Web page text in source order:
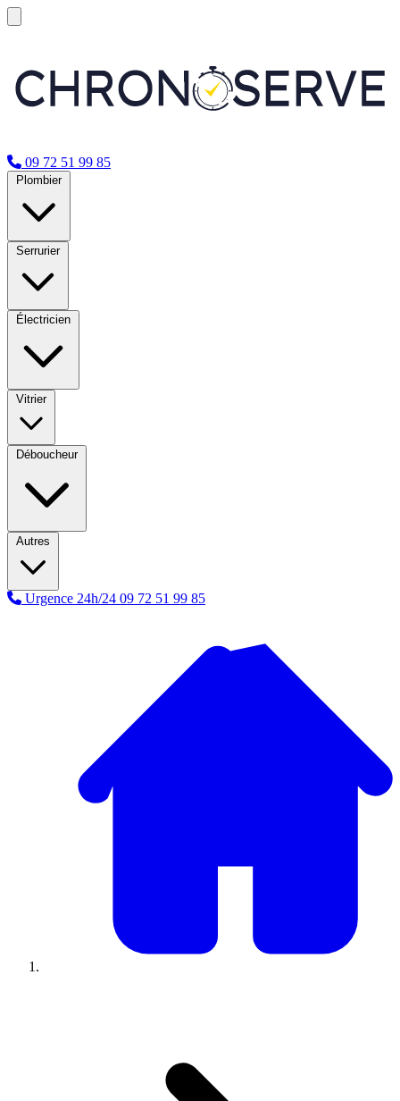
09 72 51 99 85
Plombier
Serrurier
Électricien
Vitrier
Déboucheur
Autres
Urgence 24h/24 09 72 51 99 85